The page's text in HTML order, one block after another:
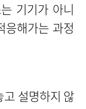
기기가 아니
해가는 과정
고 설명하지 않